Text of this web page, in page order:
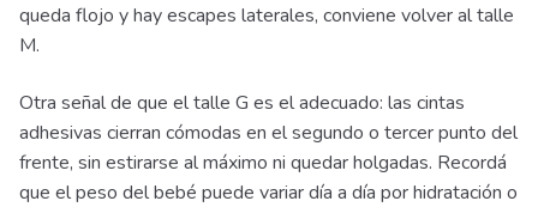
queda flojo y hay escapes laterales, conviene volver al talle
M.
Otra señal de que el talle G es el adecuado: las cintas
adhesivas cierran cómodas en el segundo o tercer punto del
frente, sin estirarse al máximo ni quedar holgadas. Recordá
que el peso del bebé puede variar día a día por hidratación o